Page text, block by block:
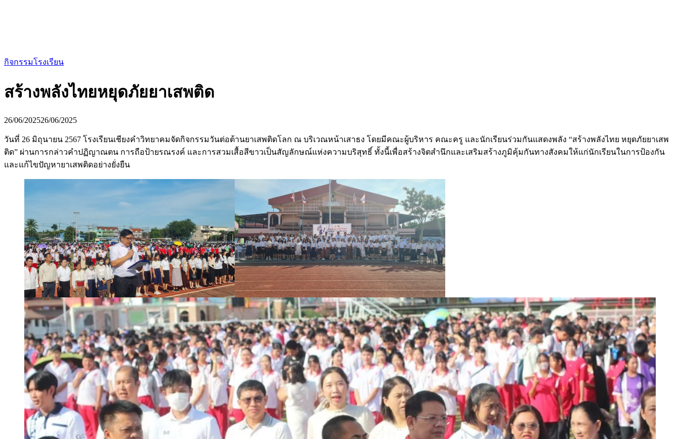
กิจกรรมโรงเรียน
สร้างพลังไทยหยุดภัยยาเสพติด
26/06/202526/06/2025
วันที่ 26 มิถุนายน 2567 โรงเรียนเชียงคำวิทยาคมจัดกิจกรรมวันต่อต้านยาเสพติดโลก ณ บริเวณหน้าเสาธง โดยมีคณะผู้บริหาร คณะครู และนักเรียนร่วมกันแสดงพลัง “สร้างพลังไทย หยุดภัยยาเสพ
ติด” ผ่านการกล่าวคำปฏิญาณตน การถือป้ายรณรงค์ และการสวมเสื้อสีขาวเป็นสัญลักษณ์แห่งความบริสุทธิ์ ทั้งนี้เพื่อสร้างจิตสำนึกและเสริมสร้างภูมิคุ้มกันทางสังคมให้แก่นักเรียนในการป้องกัน
และแก้ไขปัญหายาเสพติดอย่างยั่งยืน